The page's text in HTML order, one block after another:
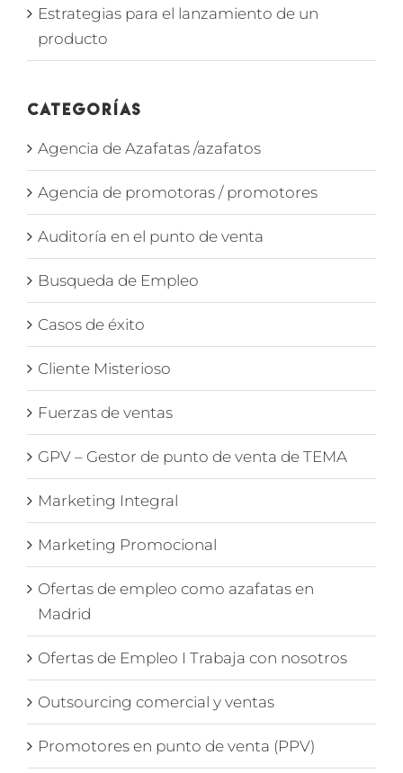
Estrategias para el lanzamiento de un
producto
Categorías
Agencia de Azafatas /azafatos
Agencia de promotoras / promotores
Auditoría en el punto de venta
Busqueda de Empleo
Casos de éxito
Cliente Misterioso
Fuerzas de ventas
GPV – Gestor de punto de venta de TEMA
Marketing Integral
Marketing Promocional
Ofertas de empleo como azafatas en
Madrid
Ofertas de Empleo I Trabaja con nosotros
Outsourcing comercial y ventas
Promotores en punto de venta (PPV)